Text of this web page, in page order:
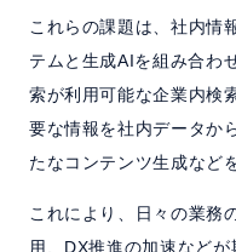
これらの課題は、社内情
テムと生成AIを組み合わ
索が利用可能な企業内検
要な情報を社内データか
たなコンテンツ生成など
これにより、日々の業務
用、DX推進の加速など